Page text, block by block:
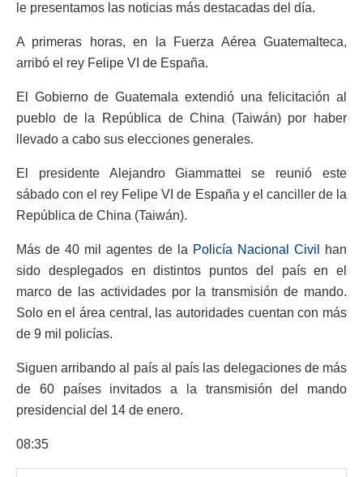
le presentamos las noticias más destacadas del día.
A primeras horas, en la Fuerza Aérea Guatemalteca,
arribó el rey Felipe VI de España.
El Gobierno de Guatemala extendió una felicitación al
pueblo de la República de China (Taiwán) por haber
llevado a cabo sus elecciones generales.
El presidente Alejandro Giammattei se reunió este
sábado con el rey Felipe VI de España y el canciller de la
República de China (Taiwán).
Más de 40 mil agentes de la Policía Nacional Civil
han
sido desplegados en distintos puntos del país en el
marco de las actividades por la transmisión de mando.
Solo en el área central, las autoridades cuentan con más
de 9 mil policías.
Siguen arribando al país al país las delegaciones de más
de 60 países invitados a la transmisión del mando
presidencial del 14 de enero.
08:35